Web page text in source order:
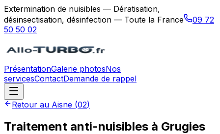
Extermination de nuisibles — Dératisation,
désinsectisation, désinfection — Toute la France
09 72
50 50 02
PrésentationGalerie photosNos
servicesContactDemande de rappel
Retour au Aisne (02)
Traitement anti-nuisibles à Grugies